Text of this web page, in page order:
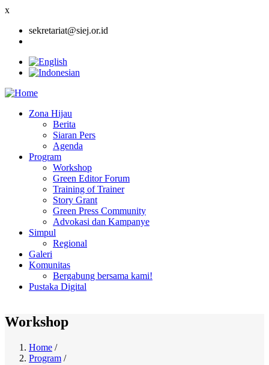
x
sekretariat@siej.or.id
navigation
Zona Hijau
Berita
Siaran Pers
Agenda
Program
Workshop
Green Editor Forum
Training of Trainer
Story Grant
Green Press Community
Advokasi dan Kampanye
Simpul
Regional
Galeri
Komunitas
Bergabung bersama kami!
Pustaka Digital
Workshop
Breadcrumb
Home /
Program /